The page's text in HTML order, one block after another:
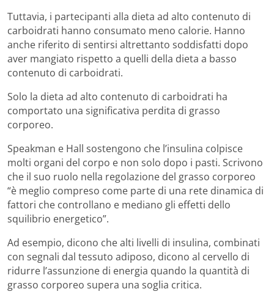
Tuttavia, i partecipanti alla dieta ad alto contenuto di
carboidrati hanno consumato meno calorie. Hanno
anche riferito di sentirsi altrettanto soddisfatti dopo
aver mangiato rispetto a quelli della dieta a basso
contenuto di carboidrati.
Solo la dieta ad alto contenuto di carboidrati ha
comportato una significativa perdita di grasso
corporeo.
Speakman e Hall sostengono che l’insulina colpisce
molti organi del corpo e non solo dopo i pasti. Scrivono
che il suo ruolo nella regolazione del grasso corporeo
“è meglio compreso come parte di una rete dinamica di
fattori che controllano e mediano gli effetti dello
squilibrio energetico”.
Ad esempio, dicono che alti livelli di insulina, combinati
con segnali dal tessuto adiposo, dicono al cervello di
ridurre l’assunzione di energia quando la quantità di
grasso corporeo supera una soglia critica.